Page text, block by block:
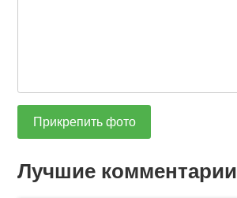
Прикрепить фото
Лучшие комментарии